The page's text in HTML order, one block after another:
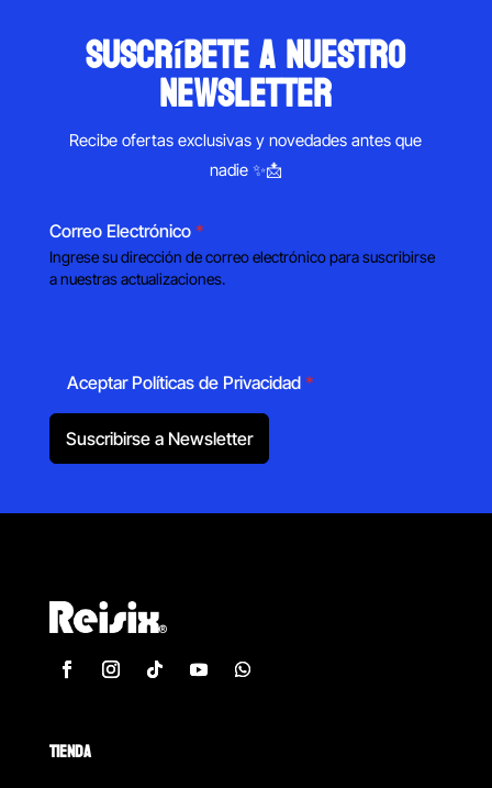
suscríbete a nuestro
newsletter
Recibe ofertas exclusivas y novedades antes que
nadie ✨📩
Correo Electrónico *
Ingrese su dirección de correo electrónico para suscribirse
a nuestras actualizaciones.
Aceptar Políticas de Privacidad *
Suscribirse a Newsletter
TIENDA